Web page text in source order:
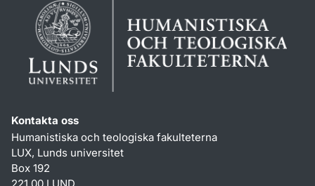
Kontakta oss
Humanistiska och teologiska fakulteterna
LUX, Lunds universitet
Box 192